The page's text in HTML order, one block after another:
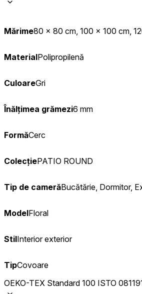
Mărime80 x 80 cm, 100 x 100 cm,
MaterialPolipropilenă
CuloareGri
Înălțimea grămezi6 mm
FormăCerc
ColecțiePATIO ROUND
Tip de camerăBucătărie, Dormitor,
ModelFloral
StilInterior exterior
TipCovoare
OEKO-TEX Standard 100 ISTO